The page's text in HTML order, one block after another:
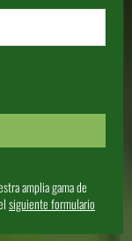
amplia gama de
siguiente formulario